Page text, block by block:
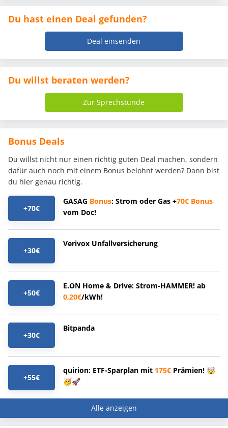
Du hast einen Deal gefunden?
Deal einsenden
Du willst beraten werden?
Zur Sprechstunde
Bonus Deals
Du willst nicht nur einen richtig guten Deal machen, sondern
dafür auch noch mit einem Bonus belohnt werden? Dann bist
du hier genau richtig.
+70€
GASAG Bonus: Strom oder Gas +70€ Bonus
vom Doc!
+30€
Verivox Unfallversicherung
+50€
E.ON Home & Drive: Strom-HAMMER! ab
0,20€/kWh!
+30€
Bitpanda
+55€
quirion: ETF-Sparplan mit 175€ Prämien! 🤯
🥳🚀
Alle anzeigen